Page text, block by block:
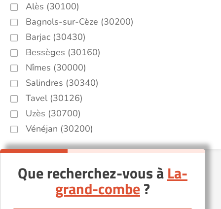
Alès (30100)
Bagnols-sur-Cèze (30200)
Barjac (30430)
Bessèges (30160)
Nîmes (30000)
Salindres (30340)
Tavel (30126)
Uzès (30700)
Vénéjan (30200)
Que recherchez-vous àLa-
grand-combe?